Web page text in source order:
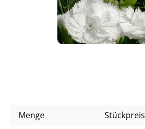
Menge Stückpreis